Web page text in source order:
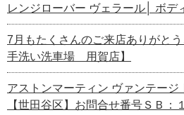
レンジローバー ヴェラール│ ボデ
7月もたくさんのご来店ありがと
手洗い洗車場 用賀店】
アストンマーティン ヴァンテージ
【世田谷区】お問合せ番号ＳＢ：